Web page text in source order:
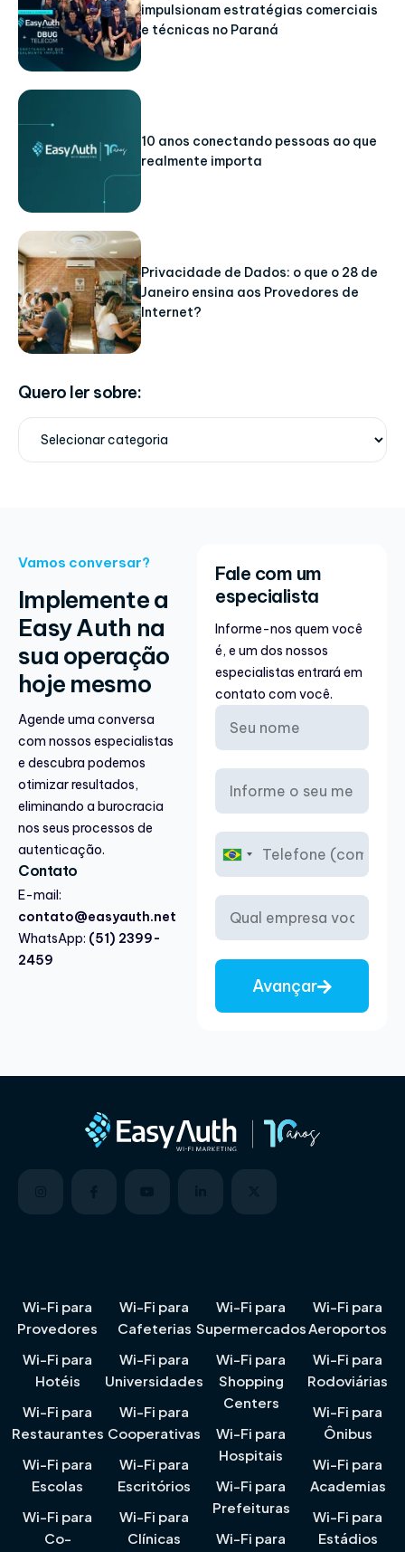
impulsionam estratégias comerciais
e técnicas no Paraná
10 anos conectando pessoas ao que
realmente importa
Privacidade de Dados: o que o 28 de
Janeiro ensina aos Provedores de
Internet?
Quero ler sobre:
Vamos conversar?
Implemente a
Easy Auth na
sua operação
hoje mesmo
Agende uma conversa
com nossos especialistas
e descubra podemos
otimizar resultados,
eliminando a burocracia
nos seus processos de
autenticação.
Contato
E-mail:
contato@easyauth.net
WhatsApp: (51) 2399-
2459
Fale com um
especialista
Informe-nos quem você
é, e um dos nossos
especialistas entrará em
contato com você.
B
r
a
l
+
Avançar
Wi-Fi para
Provedores
Wi-Fi para
Hotéis
Wi-Fi para
Restaurantes
Wi-Fi para
Escolas
Wi-Fi para
Co-
Wi-Fi para
Cafeterias
Wi-Fi para
Universidades
Wi-Fi para
Cooperativas
Wi-Fi para
Escritórios
Wi-Fi para
Clínicas
Wi-Fi para
Supermercados
Wi-Fi para
Shopping
Centers
Wi-Fi para
Hospitais
Wi-Fi para
Prefeituras
Wi-Fi para
Wi-Fi para
Aeroportos
Wi-Fi para
Rodoviárias
Wi-Fi para
Ônibus
Wi-Fi para
Academias
Wi-Fi para
Estádios